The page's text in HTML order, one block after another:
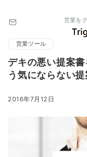
営業を
営業ツール
デキの悪い提案
う気にならない
2016年7月12日